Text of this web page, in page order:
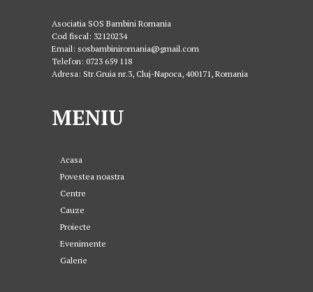
Asociatia SOS Bambini Romania
Cod fiscal: 32120234
Email: sosbambiniromania@gmail.com
Telefon: 0723 659 118
Adresa: Str.Gruia nr.3, Cluj-Napoca, 400171, Romania
MENIU
Acasa
Povestea noastra
Centre
Cauze
Proiecte
Evenimente
Galerie